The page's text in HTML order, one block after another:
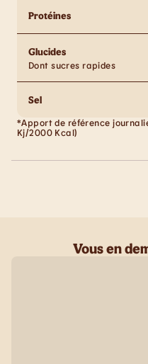
Protéines
Glucides
Dont sucres rapides
Sel
*Apport de référence
Kj/2000 Kcal)
Vous en